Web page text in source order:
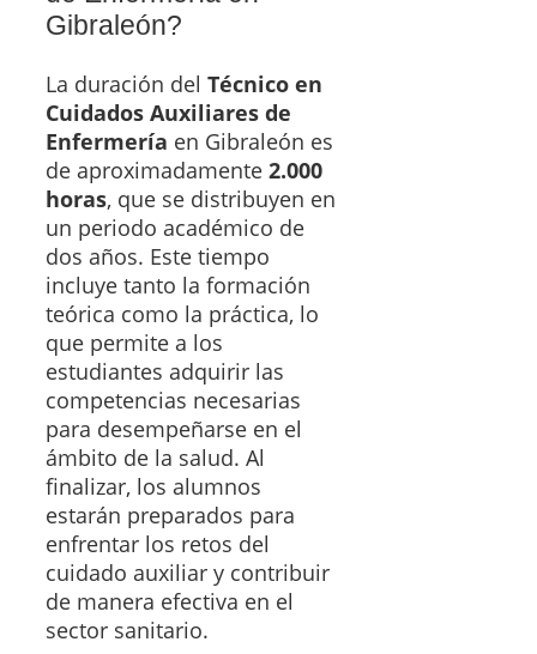
Gibraleón?
La duración del Técnico en
Cuidados Auxiliares de
Enfermería en Gibraleón es
de aproximadamente 2.000
horas, que se distribuyen en
un periodo académico de
dos años. Este tiempo
incluye tanto la formación
teórica como la práctica, lo
que permite a los
estudiantes adquirir las
competencias necesarias
para desempeñarse en el
ámbito de la salud. Al
finalizar, los alumnos
estarán preparados para
enfrentar los retos del
cuidado auxiliar y contribuir
de manera efectiva en el
sector sanitario.